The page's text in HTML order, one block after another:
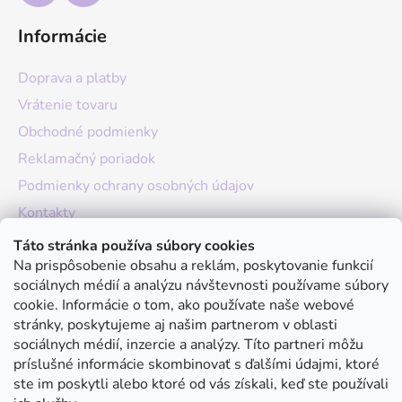
Táto stránka používa súbory cookies
Na prispôsobenie obsahu a reklám, poskytovanie funkcií
sociálnych médií a analýzu návštevnosti používame súbory
cookie. Informácie o tom, ako používate naše webové
stránky, poskytujeme aj našim partnerom v oblasti
sociálnych médií, inzercie a analýzy. Títo partneri môžu
príslušné informácie skombinovať s ďalšími údajmi, ktoré
ste im poskytli alebo ktoré od vás získali, keď ste používali
Informácie
Doprava a platby
Vrátenie tovaru
Obchodné podmienky
Reklamačný poriadok
Podmienky ochrany osobných údajov
Kontakty
O nás
Hodnotenie obchodu
Moja objednávka
Instagram